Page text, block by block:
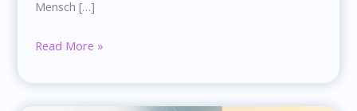
Mensch […]
Der
zwischen
Read More »